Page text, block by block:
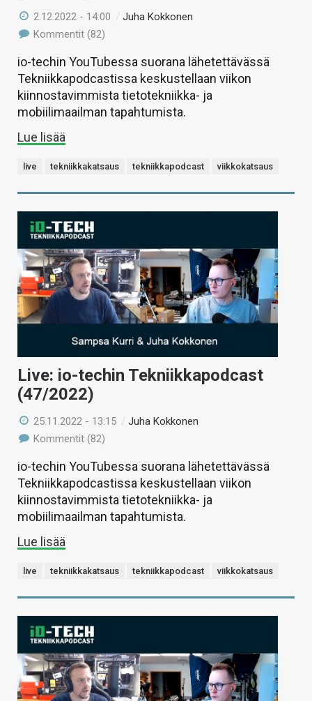
2.12.2022 - 14:00 /Juha Kokkonen
Kommentit (82)
io-techin YouTubessa suorana lähetettävässä
Tekniikkapodcastissa keskustellaan viikon
kiinnostavimmista tietotekniikka- ja
mobiilimaailman tapahtumista.
Lue lisää
live tekniikkakatsaus tekniikkapodcast viikkokatsaus
Live: io-techin Tekniikkapodcast
(47/2022)
25.11.2022 - 13:15 /Juha Kokkonen
Kommentit (82)
io-techin YouTubessa suorana lähetettävässä
Tekniikkapodcastissa keskustellaan viikon
kiinnostavimmista tietotekniikka- ja
mobiilimaailman tapahtumista.
Lue lisää
live tekniikkakatsaus tekniikkapodcast viikkokatsaus